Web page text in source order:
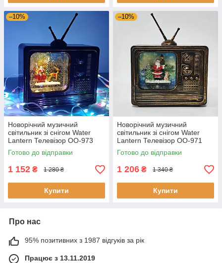
–10%
Новорічний музичний
світильник зі снігом Water
Lantern Телевізор OO-973
ретро-нічник з ефектом снігу
Готово до відправки
1 152 ₴ 1 280 ₴
Купити
–10%
Новорічний музичний
світильник зі снігом Water
Lantern Телевізор ОО-971
ретро-нічник з ефектом снігу
Готово до відправки
1 206 ₴ 1 340 ₴
Купити
Про нас
95% позитивних з 1987 відгуків за рік
Працює з 13.11.2019